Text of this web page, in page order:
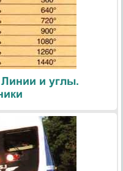
и углы.